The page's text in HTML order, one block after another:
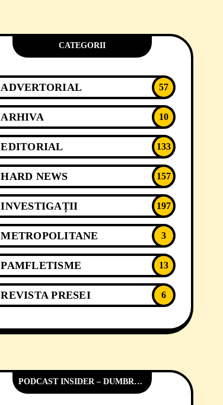
CATEGORII
ADVERTORIAL 57
ARHIVA 10
EDITORIAL 133
HARD NEWS 157
INVESTIGAȚII 197
METROPOLITANE 3
PAMFLETISME 13
REVISTA PRESEI 6
PODCAST INSIDER – DUMBRĂVIȚA